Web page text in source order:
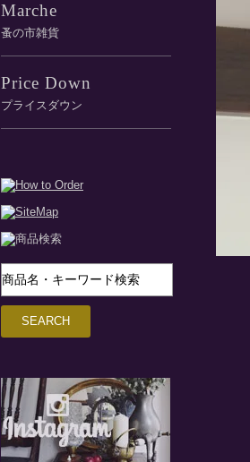
Marche
蚤の市雑貨
Price Down
プライスダウン